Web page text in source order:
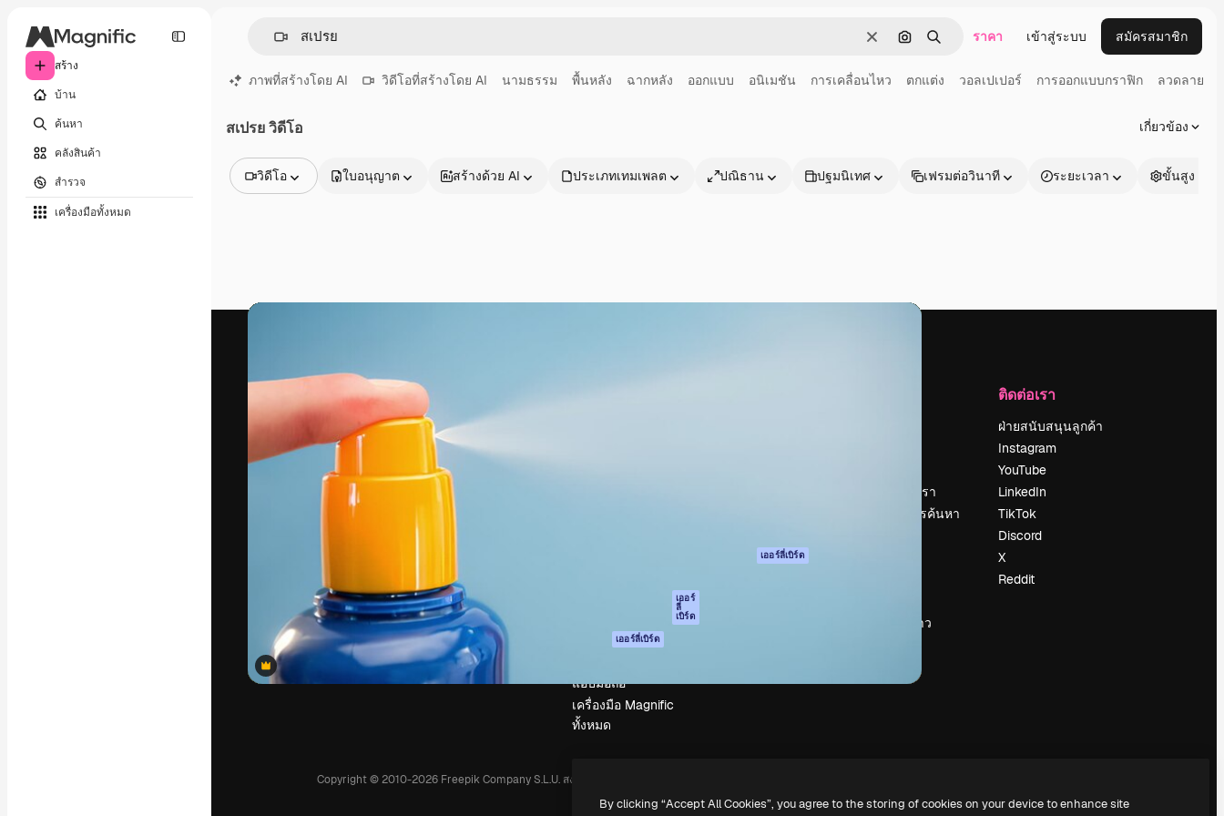
สร้าง
บ้าน
ค้นหา
คลังสินค้า
สำรวจ
เครื่องมือทั้งหมด
ชัดเจนค้นหาตามรูปภาพ
ค้นหา ราคา เข้าสู่ระบบ สมัครสมาชิก
ภาพที่สร้างโดย AI วิดีโอที่สร้างโดย AI นามธรรม พื้นหลัง ฉากหลัง ออกแบบ อนิเมชัน การเคลื่อนไหว ตกแต่ง วอลเปเปอร์ การออกแบบกราฟิก ลวดลาย
สเปรย วิดีโอ เกี่ยวข้อง
วิดีโอ
วิดีโอ
แบบจำลอง 3 มิติ
แบบอักษร
ใบอนุญาต สร้างด้วย AI ประเภทเทมเพลต ปณิธาน ปฐมนิเทศ เฟรมต่อวินาที ระยะเวลา ขั้นสูง
Premium
Premium
Premium
Premium
สร้างขึ้นโดย AI
Premium
Premium
Premium
Premium
Premium
Premium
Premium
Premium
Premium
Premium
Premium
Premium
Premium
Premium
Premium
Premium
Premium
Premium
Premium
Premium
Premium
Premium
Premium
Premium
Premium
Premium
Premium
Premium
Premium
Premium
Premium
Premium
Premium
Premium
สร้างขึ้นโดย AI
Premium
Premium
Premium
Premium
Premium
Premium
Premium
Premium
Premium
Premium
Premium
Premium
Premium
Premium
Premium
Premium
Premium
Premium
Premium
Premium
Premium
Premium
Premium
Premium
Premium
Premium
Premium
Premium
Premium
Premium
Premium
Premium
Premium
Premium
Premium
Premium
Premium
Premium
Premium
Premium
Premium
Premium
Premium
Premium
Premium
Premium
Premium
Premium
Premium
Premium
Premium
Premium
Premium
Premium
Premium
Premium
Premium
Premium
Premium
Premium
แพลตฟอร์มสร้างสรรค์เพื่อผลักดันผลงานที่ดี
ที่สุดของคุณ ผู้ใช้งานกว่า 1 ล้านราย
ครอบคลุมทั้งครีเอทีฟ, บริษัท, เอเจนซี และสตูดิ
โอ
ภาษาไทย
เออร์
ลี่
เบิร์ด
เออร์ลี่เบิร์ด
แอปมือถือ
เครื่องมือ Magnific
ทั้งหมด
เออร์ลี่เบิร์ด
ร่วมงานกับเรา
แนวโน้มการค้นหา
ห้องแถลงข่าว
ติดต่อเรา
ฝ่ายสนับสนุนลูกค้า
Instagram
YouTube
LinkedIn
TikTok
Discord
X
Reddit
Copyright © 2010-2026 Freepik Company S.L.U. สงวนลิขสิทธิ์
By clicking “Accept All Cookies”, you agree to the storing of cookies on your device to enhance site